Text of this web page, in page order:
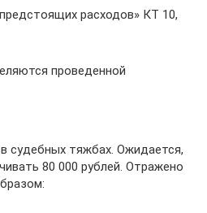
расходов» КТ 10,
проведенной
судебных тяжбах. Ожидается,
80 000 рублей. Отражено